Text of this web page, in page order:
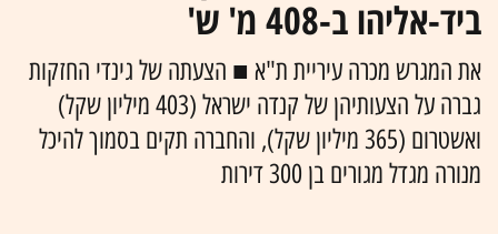
ביד-אליהו ב-408 מ' ש'
את המגרש מכרה עיריית ת"א ■ הצעתה של גינדי החזקות
גברה על הצעותיהן של קנדה ישראל (403 מיליון שקל)
ואשטרום (365 מיליון שקל), והחברה תקים בסמוך להיכל
מנורה מגדל מגורים בן 300 דירות